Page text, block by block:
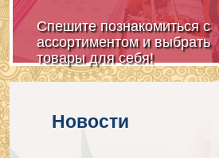
Спешите познакомиться с
ассортиментом и выбрать
товары для себя!
Новости